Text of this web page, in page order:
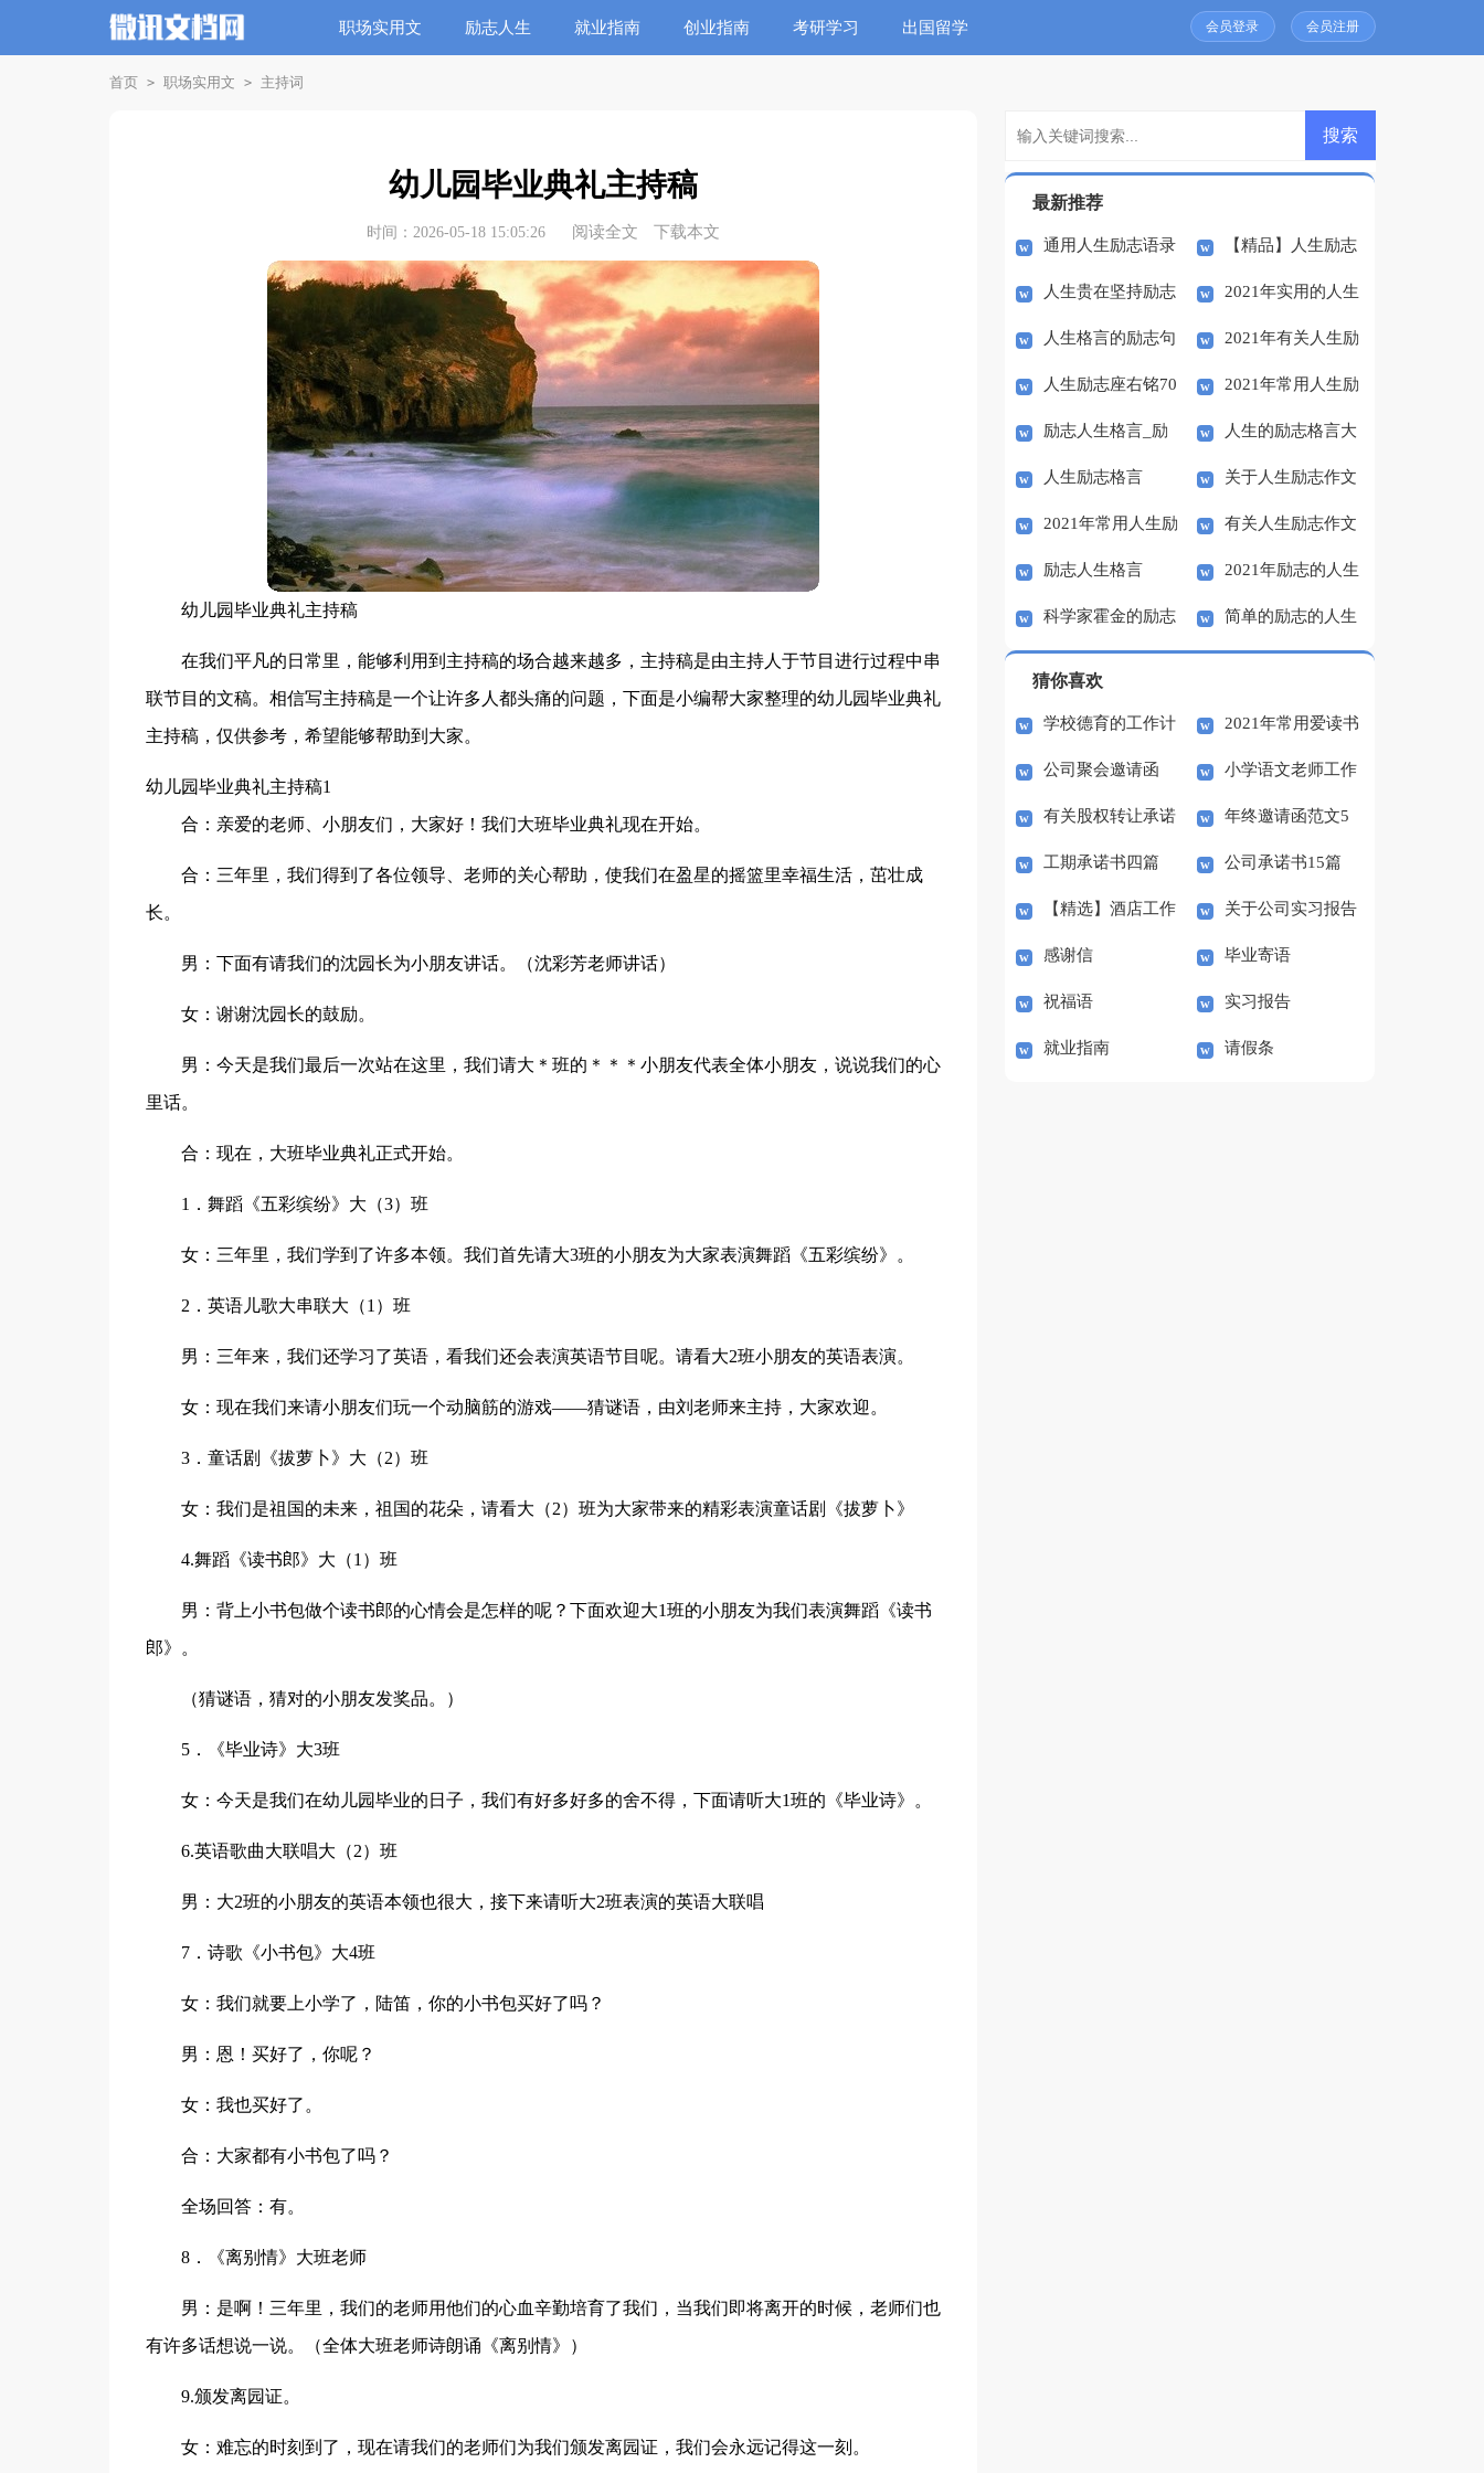
职场实用文 励志人生 就业指南 创业指南 考研学习 出国留学 会员登录 会员注册
首页 > 职场实用文 > 主持词
幼儿园毕业典礼主持稿
时间：2026-05-18 15:05:26 阅读全文 下载本文
幼儿园毕业典礼主持稿
在我们平凡的日常里，能够利用到主持稿的场合越来越多，主持稿是由主持人于节目进行过程中串
联节目的文稿。相信写主持稿是一个让许多人都头痛的问题，下面是小编帮大家整理的幼儿园毕业典礼
主持稿，仅供参考，希望能够帮助到大家。
幼儿园毕业典礼主持稿1
合：亲爱的老师、小朋友们，大家好！我们大班毕业典礼现在开始。
合：三年里，我们得到了各位领导、老师的关心帮助，使我们在盈星的摇篮里幸福生活，茁壮成
长。
男：下面有请我们的沈园长为小朋友讲话。（沈彩芳老师讲话）
女：谢谢沈园长的鼓励。
男：今天是我们最后一次站在这里，我们请大＊班的＊＊＊小朋友代表全体小朋友，说说我们的心
里话。
合：现在，大班毕业典礼正式开始。
1．舞蹈《五彩缤纷》大（3）班
女：三年里，我们学到了许多本领。我们首先请大3班的小朋友为大家表演舞蹈《五彩缤纷》。
2．英语儿歌大串联大（1）班
男：三年来，我们还学习了英语，看我们还会表演英语节目呢。请看大2班小朋友的英语表演。
女：现在我们来请小朋友们玩一个动脑筋的游戏——猜谜语，由刘老师来主持，大家欢迎。
3．童话剧《拔萝卜》大（2）班
女：我们是祖国的未来，祖国的花朵，请看大（2）班为大家带来的精彩表演童话剧《拔萝卜》
4.舞蹈《读书郎》大（1）班
男：背上小书包做个读书郎的心情会是怎样的呢？下面欢迎大1班的小朋友为我们表演舞蹈《读书
郎》。
（猜谜语，猜对的小朋友发奖品。）
5．《毕业诗》大3班
女：今天是我们在幼儿园毕业的日子，我们有好多好多的舍不得，下面请听大1班的《毕业诗》。
6.英语歌曲大联唱大（2）班
男：大2班的小朋友的英语本领也很大，接下来请听大2班表演的英语大联唱
7．诗歌《小书包》大4班
女：我们就要上小学了，陆笛，你的小书包买好了吗？
男：恩！买好了，你呢？
女：我也买好了。
合：大家都有小书包了吗？
全场回答：有。
8．《离别情》大班老师
男：是啊！三年里，我们的老师用他们的心血辛勤培育了我们，当我们即将离开的时候，老师们也
有许多话想说一说。（全体大班老师诗朗诵《离别情》）
9.颁发离园证。
女：难忘的时刻到了，现在请我们的老师们为我们颁发离园证，我们会永远记得这一刻。
最新推荐
通用人生励志语录
汇总58句
【精品】人生励志
作文合集八篇
人生贵在坚持励志
的国旗下讲话稿
2021年实用的人生
励志语录集锦55条
人生格言的励志句
子
2021年有关人生励
志语录38条
人生励志座右铭70
句
2021年常用人生励
志语录汇总55条
励志人生格言_励
志名言
人生的励志格言大
全
人生励志格言 关于人生励志作文
汇总10篇
2021年常用人生励
志语录集锦58句
有关人生励志作文
600字（通用10篇）
励志人生格言 2021年励志的人生
格言汇总89句
科学家霍金的励志 简单的励志的人生
猜你喜欢
学校德育的工作计
划
2021年常用爱读书
的名言合集77句
公司聚会邀请函 小学语文老师工作
总结
有关股权转让承诺
书3篇
年终邀请函范文5
篇
工期承诺书四篇 公司承诺书15篇
【精选】酒店工作
总结模板锦集六篇
关于公司实习报告
模板集合九篇
感谢信 毕业寄语
祝福语 实习报告
就业指南 请假条